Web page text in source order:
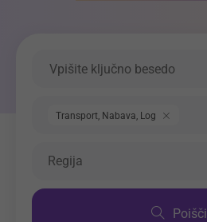
Transport, Nabava, Logistika
Regija
Poišči